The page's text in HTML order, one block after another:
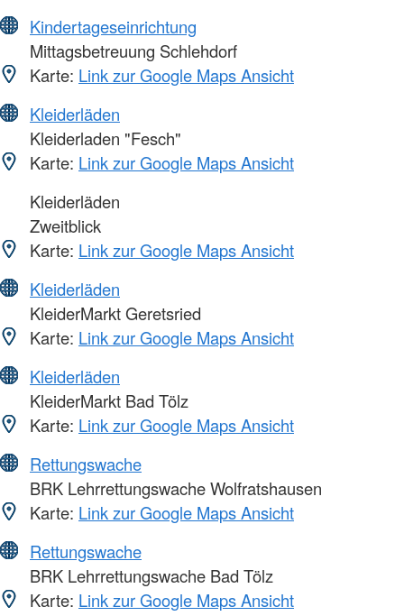
Kindertageseinrichtung
Mittagsbetreuung Schlehdorf
Karte: Link zur Google Maps Ansicht
Kleiderläden
Kleiderladen "Fesch"
Karte: Link zur Google Maps Ansicht
Kleiderläden
Zweitblick
Karte: Link zur Google Maps Ansicht
Kleiderläden
KleiderMarkt Geretsried
Karte: Link zur Google Maps Ansicht
Kleiderläden
KleiderMarkt Bad Tölz
Karte: Link zur Google Maps Ansicht
Rettungswache
BRK Lehrrettungswache Wolfratshausen
Karte: Link zur Google Maps Ansicht
Rettungswache
BRK Lehrrettungswache Bad Tölz
Karte: Link zur Google Maps Ansicht